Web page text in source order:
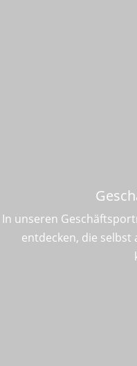
In unseren
entdecken, die